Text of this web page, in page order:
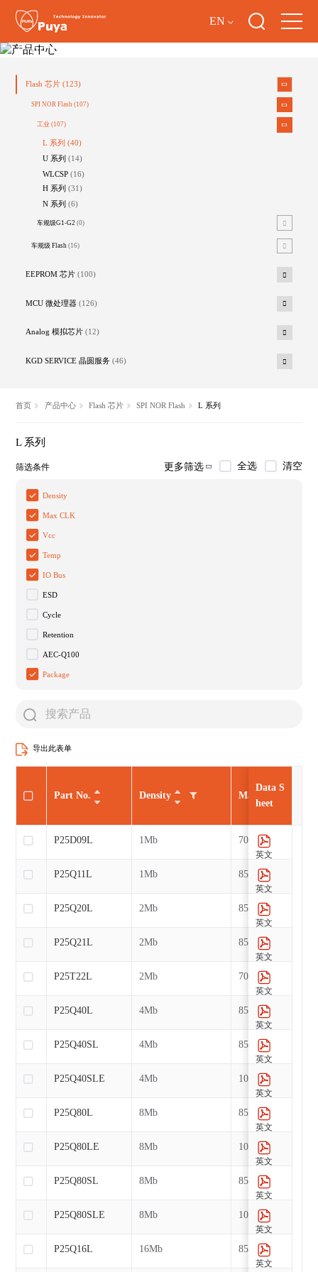
EN
产品中心
Flash 芯片 (123)
SPI NOR Flash(107)
工业(107)
L 系列(40)
U 系列(14)
WLCSP(16)
H 系列(31)
N 系列(6)
车规级G1-G2(0)
车规级 Flash(16)
EEPROM 芯片 (100)
MCU 微处理器 (126)
Analog 模拟芯片 (12)
KGD SERVICE 晶圆服务 (46)
首页 产品中心 Flash 芯片 SPI NOR Flash L 系列
L 系列
筛选条件 更多筛选 全选 清空
Density
Max CLK
Vcc
Temp
IO Bus
ESD
Cycle
Retention
AEC-Q100
Package
导出此表单
Density Max CLK
1Mb 70MHz
1Mb 85MHz
2Mb 85MHz
2Mb 85MHz
2Mb 70MHz
4Mb 85MHz
4Mb 85MHz
4Mb 104MHz
8Mb 85MHz
8Mb 104MHz
8Mb 85MHz
8Mb 104MHz
16Mb 85MHz
Part No.
P25D09L
P25Q11L
P25Q20L
P25Q21L
P25T22L
P25Q40L
P25Q40SL
P25Q40SLE
P25Q80L
P25Q80LE
P25Q80SL
P25Q80SLE
P25Q16L
Data S
heet
英文
英文
英文
英文
英文
英文
英文
英文
英文
英文
英文
英文
英文